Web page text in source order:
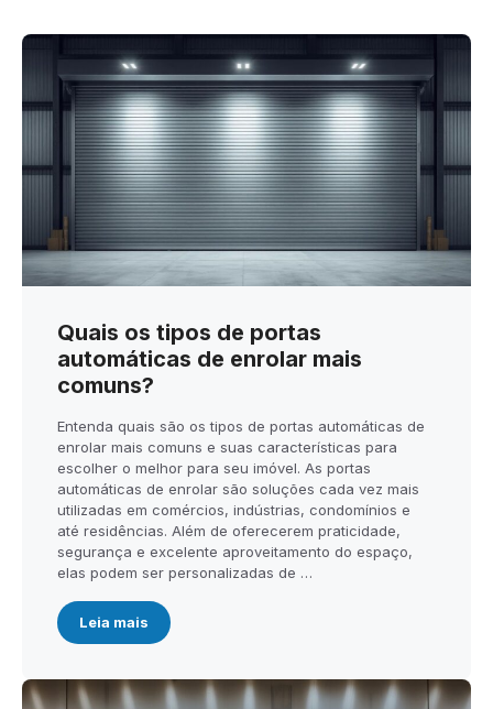
Quais os tipos de portas
automáticas de enrolar mais
comuns?
Entenda quais são os tipos de portas automáticas de
enrolar mais comuns e suas características para
escolher o melhor para seu imóvel. As portas
automáticas de enrolar são soluções cada vez mais
utilizadas em comércios, indústrias, condomínios e
até residências. Além de oferecerem praticidade,
segurança e excelente aproveitamento do espaço,
elas podem ser personalizadas de …
Leia mais